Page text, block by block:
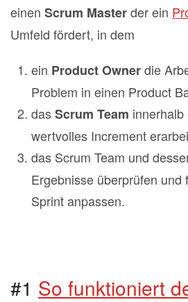
einen Scrum Masterder ein
Umfeld fördert, in dem
ein Product Ownerdie
Problem in einen Product
dasScrum Team
wertvolles Increment
das Scrum Team und
Ergebnisse überprüfen und
Sprint anpassen.
#1 So funktioniert